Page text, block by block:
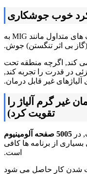
این آلیاژ را می توان با استفاده از تکنیک های متداول مانند MIG به
بی اثر تنگستن) جوش.
کند, اگرچه منطقه تحت
در قدرت را تجربه کند,
غیر قابل درمان.
غیر گرم آلیاژ را
تقویت کرد)
در 5005 صفحه آلومینیوم
از برنامه ها کافی
است.
شدن کار حاصل می شود